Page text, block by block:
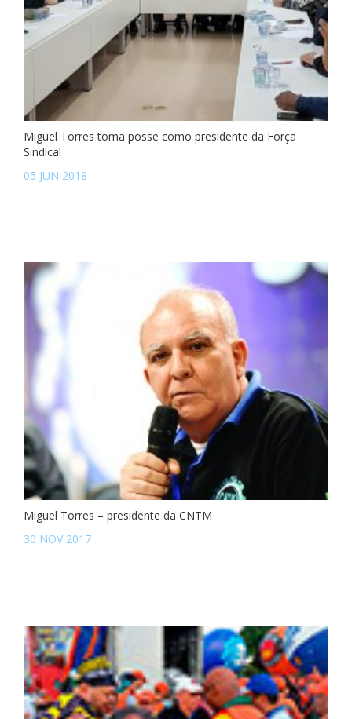
Miguel Torres toma posse como presidente da Força
Sindical
05 JUN 2018
Miguel Torres – presidente da CNTM
30 NOV 2017